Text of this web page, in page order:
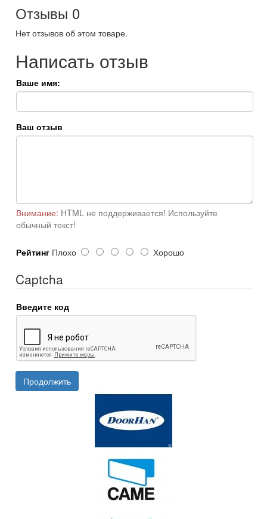
Отзывы 0
Нет отзывов об этом товаре.
Написать отзыв
Ваше имя:
Ваш отзыв
Внимание: HTML не поддерживается! Используйте
обычный текст!
Рейтинг Плохо Хорошо
Captcha
Введите код
Продолжить